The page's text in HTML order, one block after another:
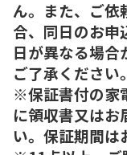
ん。また、ご依
合、同日のお申
日が異なる場合
ご了承ください。
※保証書付の家
に領収書又はお
い。保証期間は